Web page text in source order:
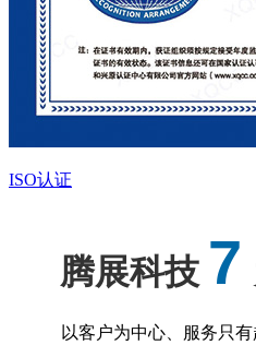
ISO认证
腾展科技 7
以客户为中心、服务只